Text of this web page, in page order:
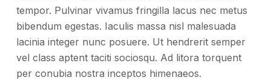
tempor. Pulvinar vivamus fringilla lacus nec metus
bibendum egestas. Iaculis massa nisl malesuada
lacinia integer nunc posuere. Ut hendrerit semper
vel class aptent taciti sociosqu. Ad litora torquent
per conubia nostra inceptos himenaeos.